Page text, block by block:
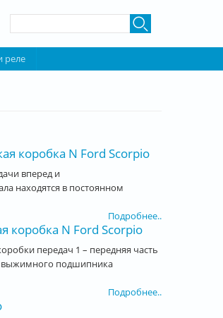
реле
коробка N Ford Scorpio
вперед и
находятся в постоянном
Подробнее..
коробка N Ford Scorpio
передач 1 – передняя часть
выжимного подшипника
Подробнее..